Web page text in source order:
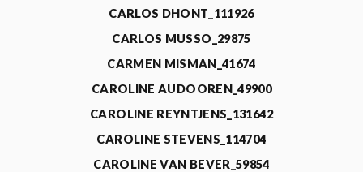
CARLOS DHONT_111926
CARLOS MUSSO_29875
CARMEN MISMAN_41674
CAROLINE AUDOOREN_49900
CAROLINE REYNTJENS_131642
CAROLINE STEVENS_114704
CAROLINE VAN BEVER_59854